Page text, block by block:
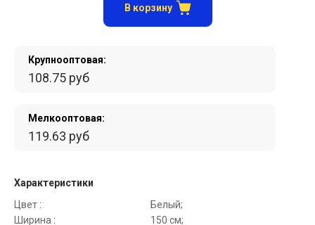
Крупнооптовая:
108.75 руб
Мелкооптовая:
119.63 руб
Характеристики
Цвет :
Белый;
Ширина :
150 см;
В корзину